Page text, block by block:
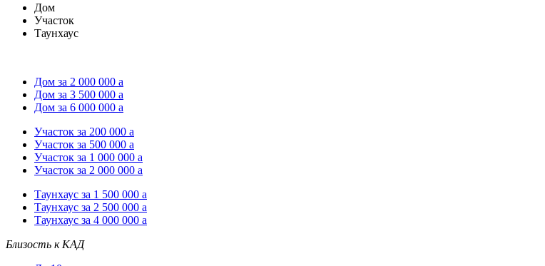
Дом
Участок
Таунхаус
Дом за 2 000 000 a
Дом за 3 500 000 a
Дом за 6 000 000 a
Участок за 200 000 a
Участок за 500 000 a
Участок за 1 000 000 a
Участок за 2 000 000 a
Таунхаус за 1 500 000 a
Таунхаус за 2 500 000 a
Таунхаус за 4 000 000 a
Близость к КАД